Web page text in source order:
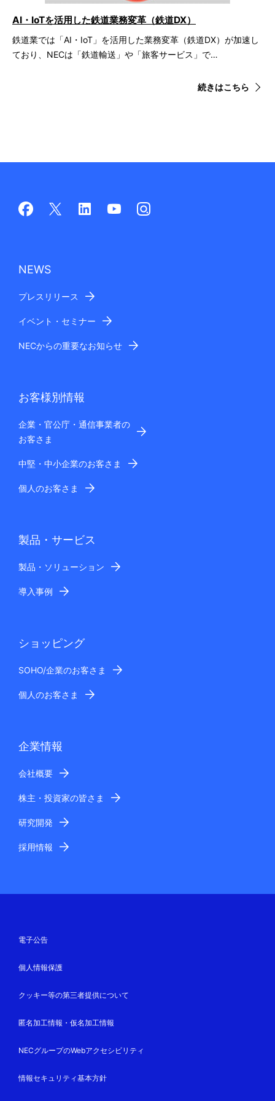
鉄道業では「AI・IoT」を活用した業務変革（鉄道DX）が加速し
ており、NECは「鉄道輸送」や「旅客サービス」で…
続きはこちら
AI・IoTを活用した鉄道業務変革（鉄道DX）
NEWS
プレスリリース
イベント・セミナー
NECからの重要なお知らせ
お客様別情報
企業・官公庁・通信事業者の
お客さま
中堅・中小企業のお客さま
個人のお客さま
製品・サービス
製品・ソリューション
導入事例
ショッピング
SOHO/企業のお客さま
個人のお客さま
企業情報
会社概要
株主・投資家の皆さま
研究開発
採用情報
電子公告
個人情報保護
クッキー等の第三者提供について
匿名加工情報・仮名加工情報
NECグループのWebアクセシビリティ
情報セキュリティ基本方針